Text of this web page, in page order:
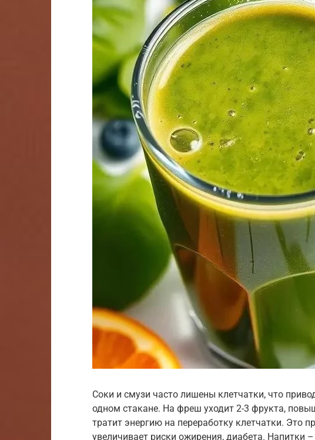
Соки и смузи часто лишены клетчатки, что
одном стакане. На фреш уходит 2-3 фрукта,
тратит энергию на переработку клетчатки. Это
увеличивает риски ожирения, диабета. Напитки